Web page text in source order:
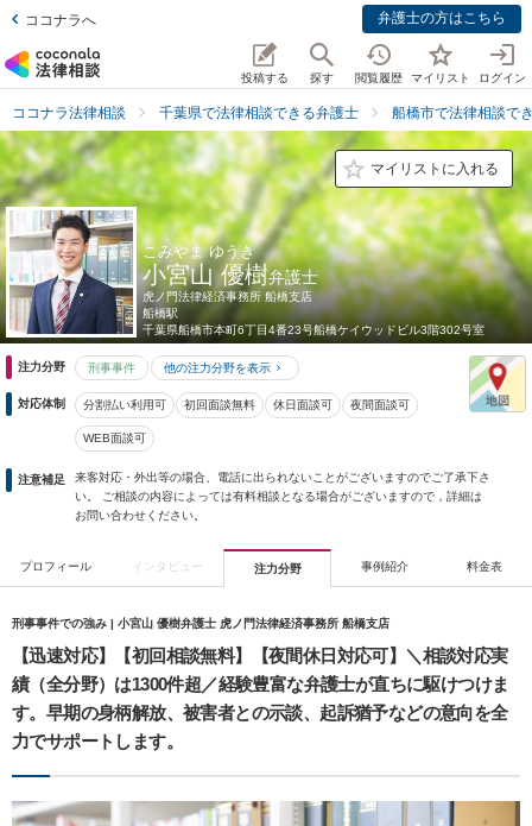
ココナラへ 弁護士の方はこちら
投稿する 探す 閲覧履歴 マイリスト ログイン
ココナラ法律相談 千葉県で法律相談できる弁護士 船橋市で法律相談で
マイリストに入れる
こみやま ゆうき
小宮山 優樹弁護士
虎ノ門法律経済事務所 船橋支店
船橋駅
千葉県船橋市本町6丁目4番23号船橋ケイウッドビル3階302号室
注力分野 刑事事件 他の注力分野を表示
対応体制 分割払い利用可 初回面談無料 休日面談可 夜間面談可
WEB面談可
注意補足
来客対応・外出等の場合、電話に出られないことがございますのでご了承下さ
い。 ご相談の内容によっては有料相談となる場合がございますので，詳細は
お問い合わせください。
プロフィール インタビュー 注力分野 事例紹介 料金表
刑事事件での強み | 小宮山 優樹弁護士 虎ノ門法律経済事務所 船橋支店
【迅速対応】【初回相談無料】【夜間休日対応可】＼相談対応実
績（全分野）は1300件超／経験豊富な弁護士が直ちに駆けつけま
す。早期の身柄解放、被害者との示談、起訴猶予などの意向を全
力でサポートします。